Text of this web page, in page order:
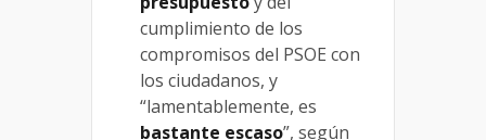
cumplimiento de los
compromisos del PSOE con
los ciudadanos, y
“lamentablemente, es
bastante escaso”, según